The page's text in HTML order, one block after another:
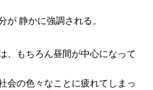
静かに強調される。
、もちろん昼間が中心になって
会の色々なことに疲れてしまっ